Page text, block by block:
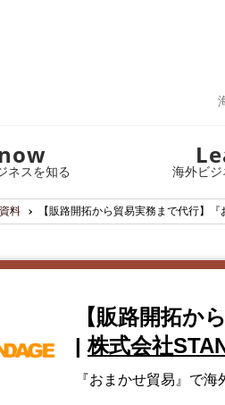
ネスを知る 海外ビ
料 【販路開拓から貿易実務まで代行】
【販路開拓か
|株式会社
『おまかせ貿易』で